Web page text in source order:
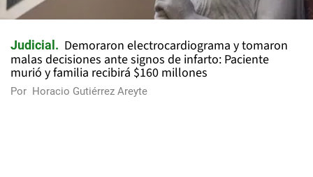
Judicial
Demoraron electrocardiograma y tomaron
malas decisiones ante signos de infarto: Paciente
murió y familia recibirá $160 millones
Por Horacio Gutiérrez Areyte